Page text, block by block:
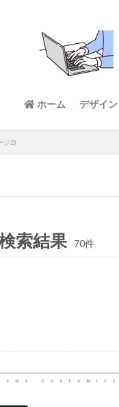
ホーム デザイン
ジ2)
索結果 70件